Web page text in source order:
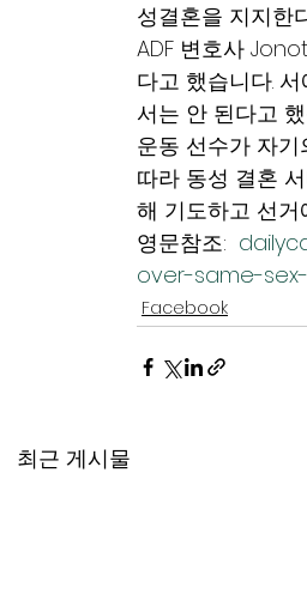
성결혼을 지지한
ADF 변호사
다고 했습니다.
서는 안 된다고
운동 선수가 자
따라 동성 결혼
해 기도하고 선거
영문참조:
over-same-
Facebook
최근 게시물